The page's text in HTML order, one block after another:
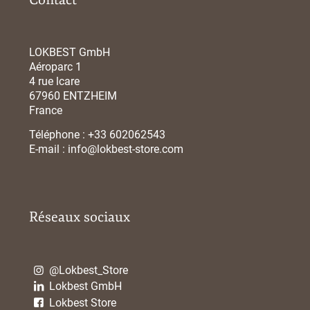
LOKBEST GmbH
Aéroparc 1
4 rue lcare
67960 ENTZHEIM
France
Téléphone :+33 602062543
E-mail : info@lokbest-store.com
Réseaux sociaux
@Lokbest_Store
Lokbest GmbH
Lokbest Store